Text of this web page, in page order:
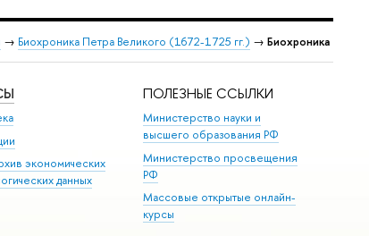
→ Биохроника Петра Великого (1672-1725 гг.) → Биохроника
экономических
данных
ПОЛЕЗНЫЕ ССЫЛКИ
Министерство науки и
высшего образования РФ
Министерство просвещения
РФ
Массовые открытые онлайн-
курсы